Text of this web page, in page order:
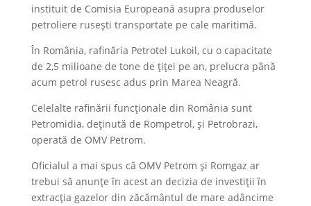
instituit de Comisia Europeană asupra produselor
petroliere ruseşti transportate pe cale maritimă.
În România, rafinăria Petrotel Lukoil, cu o capacitate
de 2,5 milioane de tone de ţiţei pe an, prelucra până
acum petrol rusesc adus prin Marea Neagră.
Celelalte rafinării funcţionale din România sunt
Petromidia, deţinută de Rompetrol, şi Petrobrazi,
operată de OMV Petrom.
Oficialul a mai spus că OMV Petrom şi Romgaz ar
trebui să anunţe în acest an decizia de investiţii în
extracţia gazelor din zăcământul de mare adâncime